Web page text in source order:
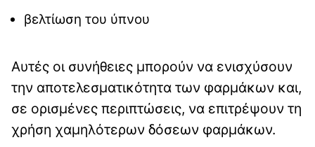
βελτίωση του ύπνου
Αυτές οι συνήθειες μπορούν να ενισχύσουν
την αποτελεσματικότητα των φαρμάκων και,
σε ορισμένες περιπτώσεις, να επιτρέψουν τη
χρήση χαμηλότερων δόσεων φαρμάκων.